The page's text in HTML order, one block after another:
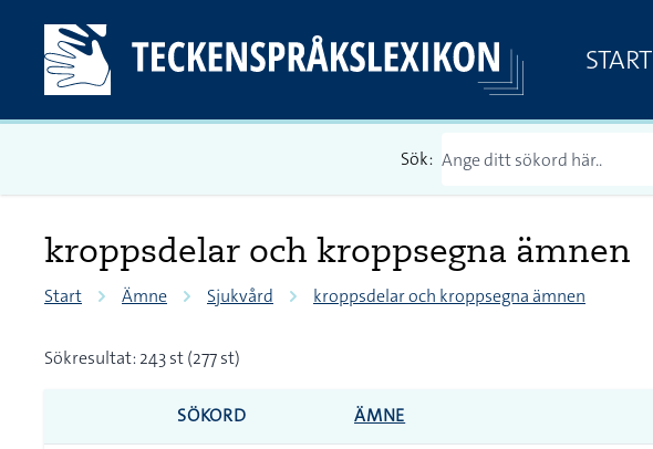
START
Sök:
kroppsdelar och kroppsegna ämnen
Start Ämne Sjukvård kroppsdelar och kroppsegna ämnen
Sökresultat: 243 st (277 st)
SÖKORD ÄMNE